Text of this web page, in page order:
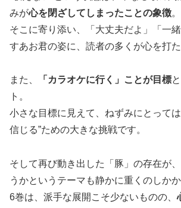
みが心を閉ざしてしまったことの象徴。
そこに寄り添い、「大丈夫だよ」「一
すあお君の姿に、読者の多くが心を打た
また、 「カラオケに行く」ことが目標
ト。
小さな目標に見えて、ねずみにとって
信じる”ための大きな挑戦です。
そして再び動き出した「豚」の存在が
うかというテーマも静かに重くのしかか
6巻は、派手な展開こそ少ないものの、